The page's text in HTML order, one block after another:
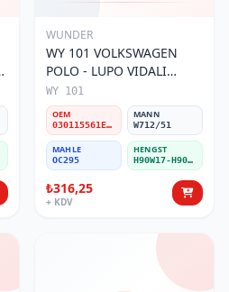
WUNDER
WY 101 VOLKSWAGEN
POLO - LUPO VIDALI
030115561E Yağ Filtresi
WY 101
OEM
030115561E / 030115561AA / 030115561AB / 030115561AD
MANN
W712/51
MAHLE
OC295
HENGST
H90W17-H90W11
₺316,25
+ KDV